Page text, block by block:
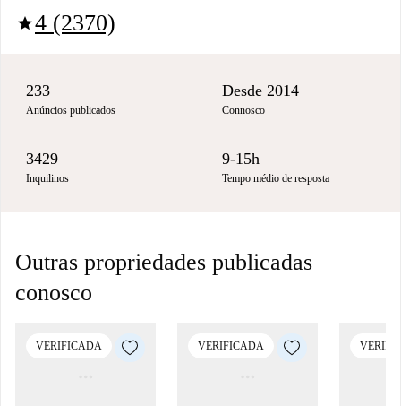
star4 (2370)
233
Anúncios publicados
Desde 2014
Connosco
3429
Inquilinos
9-15h
Tempo médio de resposta
Outras propriedades publicadas
conosco
VERIFICADA VERIFICADA